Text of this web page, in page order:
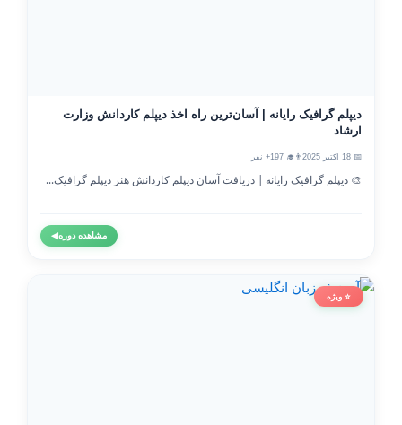
دیپلم گرافیک رایانه | آسان‌ترین راه اخذ دیپلم کاردانش وزارت
ارشاد
📅 18 اکتبر 2025 👨‍🎓 197+ نفر
🎨 دیپلم گرافیک رایانه | دریافت آسان دیپلم کاردانش هنر دیپلم گرافیک...
مشاهده دوره◀
⭐ ویژه